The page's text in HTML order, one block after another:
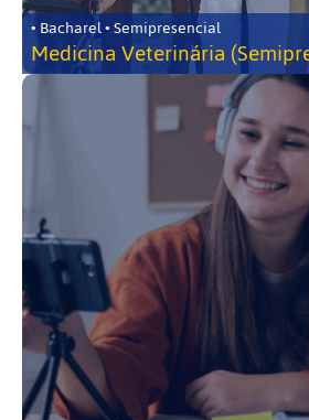
• Bacharel • Semipresencial
Medicina Veterinária